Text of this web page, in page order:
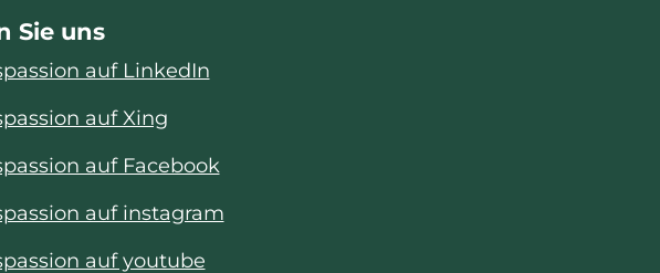
Sie uns
auf LinkedIn
auf Xing
auf Facebook
auf instagram
auf youtube